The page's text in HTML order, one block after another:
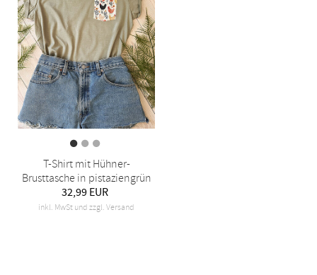
T-Shirt mit Hühner-
Brusttasche in pistaziengrün
32,99 EUR
inkl. MwSt und zzgl. Versand